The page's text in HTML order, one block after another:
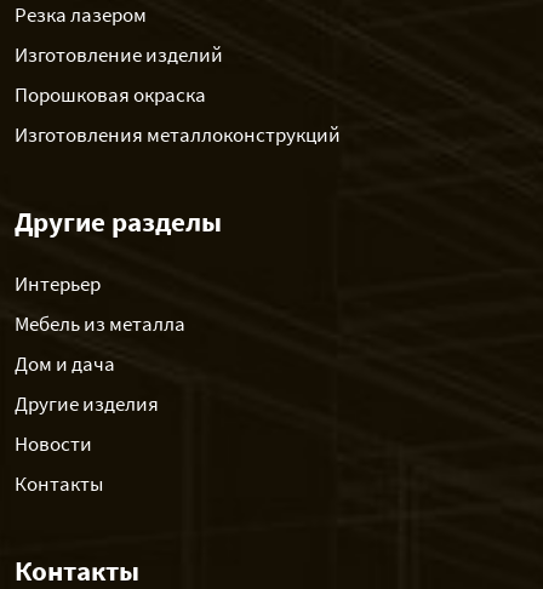
Резка лазером
Изготовление изделий
Порошковая окраска
Изготовления металлоконструкций
Другие разделы
Интерьер
Мебель из металла
Дом и дача
Другие изделия
Новости
Контакты
Контакты